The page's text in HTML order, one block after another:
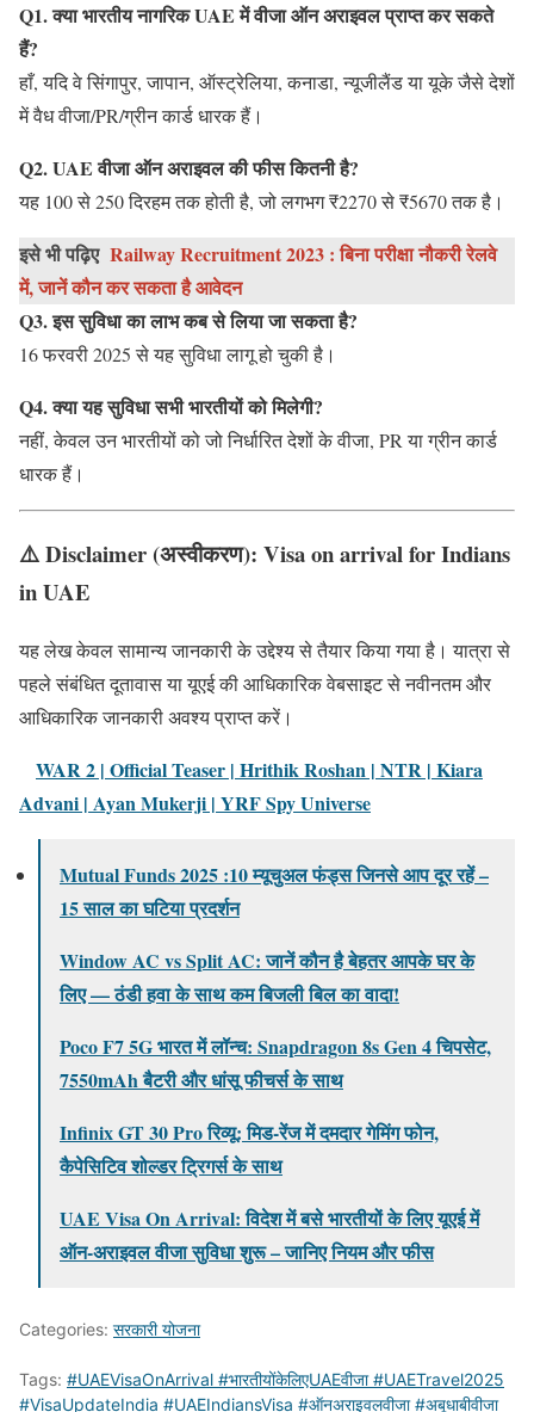
Q1. क्या भारतीय नागरिक UAE में वीजा ऑन अराइवल प्राप्त कर सकते
हैं?
हाँ, यदि वे सिंगापुर, जापान, ऑस्ट्रेलिया, कनाडा, न्यूजीलैंड या यूके जैसे देशों
में वैध वीजा/PR/ग्रीन कार्ड धारक हैं।
Q2. UAE वीजा ऑन अराइवल की फीस कितनी है?
यह 100 से 250 दिरहम तक होती है, जो लगभग ₹2270 से ₹5670 तक है।
इसे भी पढ़िए Railway Recruitment 2023 : बिना परीक्षा नौकरी रेलवे
में, जानें कौन कर सकता है आवेदन
Q3. इस सुविधा का लाभ कब से लिया जा सकता है?
16 फरवरी 2025 से यह सुविधा लागू हो चुकी है।
Q4. क्या यह सुविधा सभी भारतीयों को मिलेगी?
नहीं, केवल उन भारतीयों को जो निर्धारित देशों के वीजा, PR या ग्रीन कार्ड
धारक हैं।
⚠️Disclaimer (अस्वीकरण): Visa on arrival for Indians
in UAE
यह लेख केवल सामान्य जानकारी के उद्देश्य से तैयार किया गया है। यात्रा से
पहले संबंधित दूतावास या यूएई की आधिकारिक वेबसाइट से नवीनतम और
आधिकारिक जानकारी अवश्य प्राप्त करें।
WAR 2 | Official Teaser | Hrithik Roshan | NTR | Kiara
Advani | Ayan Mukerji | YRF Spy Universe
Mutual Funds 2025 :10 म्यूचुअल फंड्स जिनसे आप दूर रहें –
15 साल का घटिया प्रदर्शन
Window AC vs Split AC: जानें कौन है बेहतर आपके घर के
लिए — ठंडी हवा के साथ कम बिजली बिल का वादा!
Poco F7 5G भारत में लॉन्च: Snapdragon 8s Gen 4 चिपसेट,
7550mAh बैटरी और धांसू फीचर्स के साथ
Infinix GT 30 Pro रिव्यू: मिड-रेंज में दमदार गेमिंग फोन,
कैपेसिटिव शोल्डर ट्रिगर्स के साथ
UAE Visa On Arrival: विदेश में बसे भारतीयों के लिए यूएई में
ऑन-अराइवल वीजा सुविधा शुरू – जानिए नियम और फीस
Categories: सरकारी योजना
Tags: #UAEVisaOnArrival #भारतीयोंकेलिएUAEवीजा #UAETravel2025
#VisaUpdateIndia #UAEIndiansVisa #ऑनअराइवलवीजा #अबूधाबीवीजा